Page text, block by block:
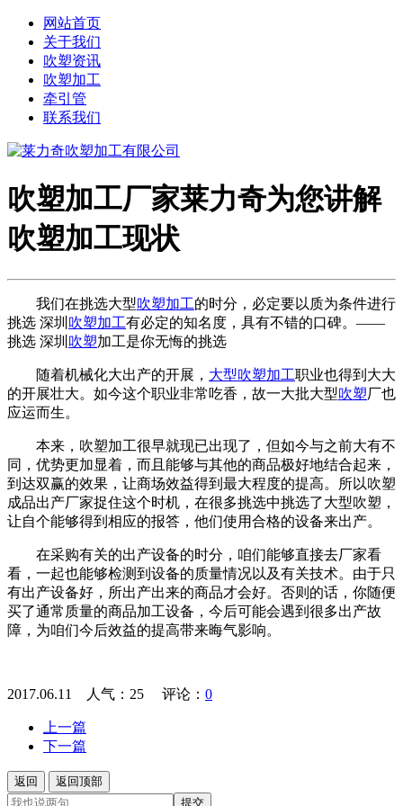
网站首页
关于我们
吹塑资讯
吹塑加工
牵引管
联系我们
吹塑加工厂家莱力奇为您讲解
吹塑加工现状
我们在挑选大型吹塑加工的时分，必定要以质为条件进行
挑选 深圳 吹塑加工有必定的知名度，具有不错的口碑。——
挑选 深圳 吹塑加工是你无悔的挑选
随着机械化大出产的开展， 大型吹塑加工职业也得到大大
的开展壮大。如今这个职业非常吃香，故一大批大型吹塑厂也
应运而生。
本来，吹塑加工很早就现已出现了，但如今与之前大有不
同，优势更加显着，而且能够与其他的商品极好地结合起来，
到达双赢的效果，让商场效益得到最大程度的提高。所以吹塑
成品出产厂家捉住这个时机，在很多挑选中挑选了大型吹塑，
让自个能够得到相应的报答，他们使用合格的设备来出产。
在采购有关的出产设备的时分，咱们能够直接去厂家看
看，一起也能够检测到设备的质量情况以及有关技术。由于只
有出产设备好，所出产出来的商品才会好。否则的话，你随便
买了通常质量的商品加工设备，今后可能会遇到很多出产故
障，为咱们今后效益的提高带来晦气影响。
2017.06.11 人气： 25 评论： 0
上一篇
下一篇
返回
返回顶部
提交